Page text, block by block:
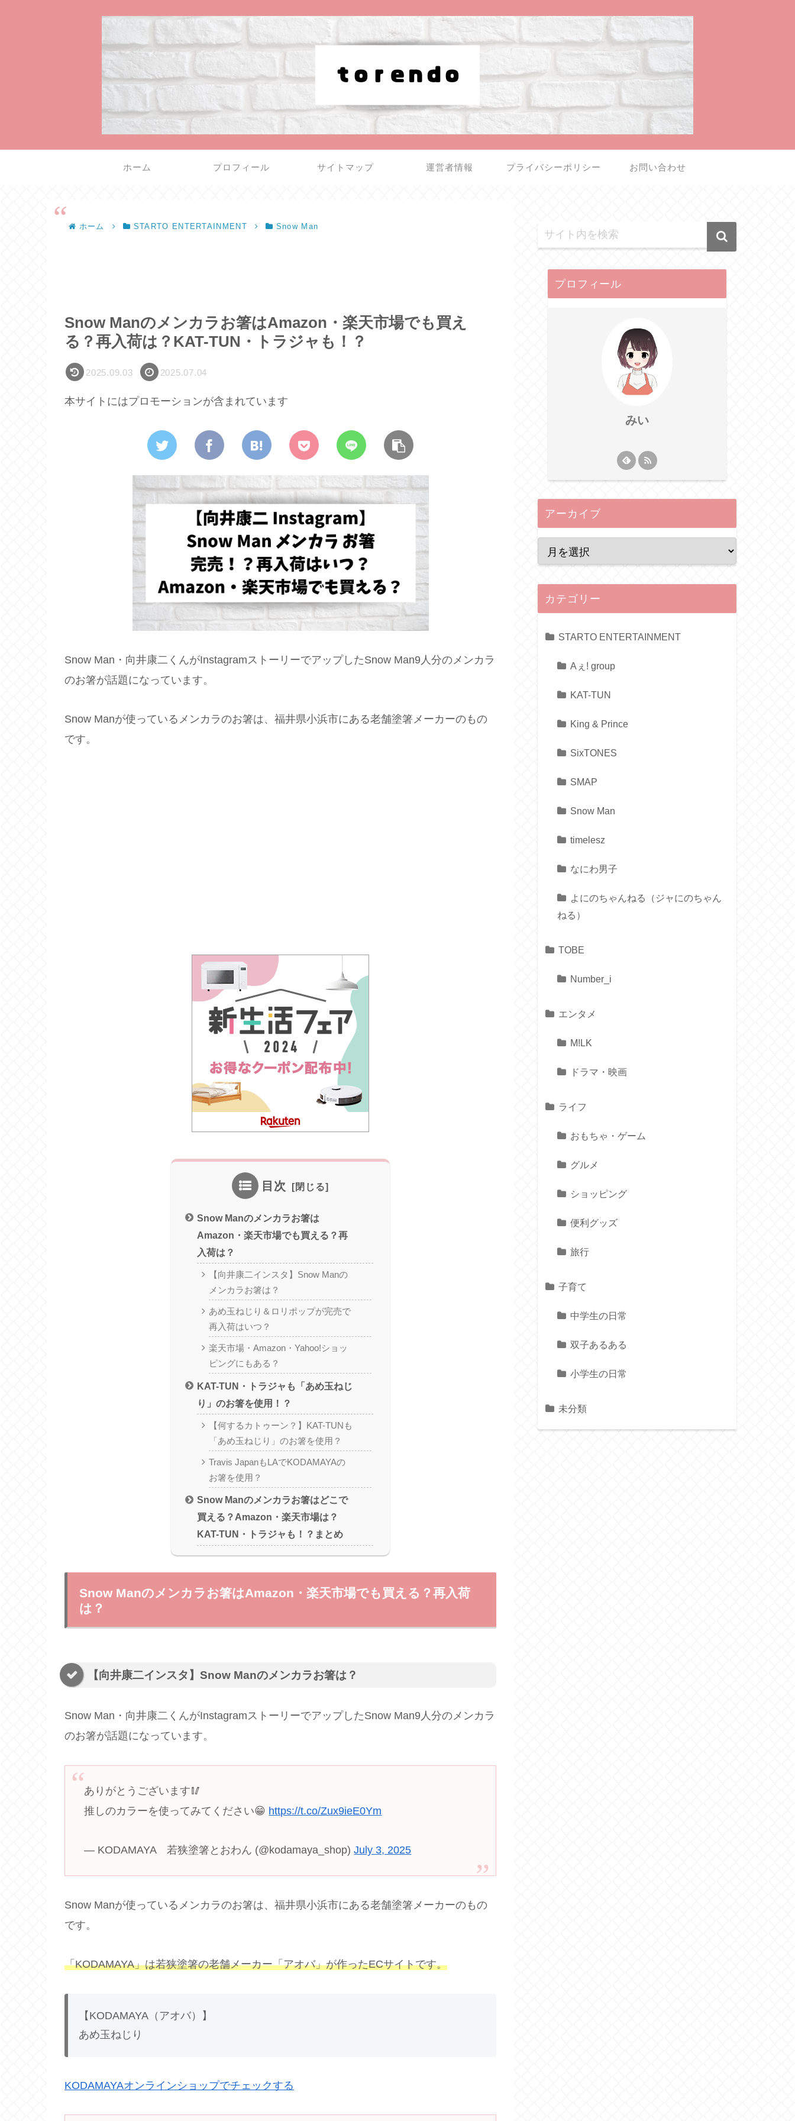
ホーム プロフィール サイトマップ 運営者情報 プライバシーポリシー お問い合わせ
ホーム STARTO ENTERTAINMENT Snow Man
Snow Manのメンカラお箸はAmazon・楽天市場でも買え
る？再入荷は？KAT-TUN・トラジャも！？
2025.09.03 2025.07.04
本サイトにはプロモーションが含まれています
Snow Man・向井康二くんがInstagramストーリーでアップしたSnow Man9人分のメンカラ
のお箸が話題になっています。
Snow Manが使っているメンカラのお箸は、福井県小浜市にある老舗塗箸メーカーのもの
です。
目次
Snow Manのメンカラお箸は
Amazon・楽天市場でも買える？再
入荷は？
【向井康二インスタ】Snow Manの
メンカラお箸は？
あめ玉ねじり＆ロリポップが完売で
再入荷はいつ？
楽天市場・Amazon・Yahoo!ショッ
ピングにもある？
KAT-TUN・トラジャも「あめ玉ねじ
り」のお箸を使用！？
【何するカトゥーン？】KAT-TUNも
「あめ玉ねじり」のお箸を使用？
Travis JapanもLAでKODAMAYAの
お箸を使用？
Snow Manのメンカラお箸はどこで
買える？Amazon・楽天市場は？
KAT-TUN・トラジャも！？まとめ
Snow Manのメンカラお箸はAmazon・楽天市場でも買える？再入荷
は？
【向井康二インスタ】Snow Manのメンカラお箸は？
Snow Man・向井康二くんがInstagramストーリーでアップしたSnow Man9人分のメンカラ
のお箸が話題になっています。
ありがとうございます🥢
推しのカラーを使ってみてください😁 https://t.co/Zux9ieE0Ym
— KODAMAYA 若狭塗箸とおわん (@kodamaya_shop)July 3, 2025
Snow Manが使っているメンカラのお箸は、福井県小浜市にある老舗塗箸メーカーのもの
です。
「KODAMAYA」は若狭塗箸の老舗メーカー「アオバ」が作ったECサイトです。
【KODAMAYA（アオバ）】
あめ玉ねじり
KODAMAYAオンラインショップでチェックする
プロフィール
みい
アーカイブ
カテゴリー
STARTO ENTERTAINMENT
Aぇ! group
KAT-TUN
King & Prince
SixTONES
SMAP
Snow Man
timelesz
なにわ男子
よにのちゃんねる（ジャにのちゃん
ねる）
TOBE
Number_i
エンタメ
M!LK
ドラマ・映画
ライフ
おもちゃ・ゲーム
グルメ
ショッピング
便利グッズ
旅行
子育て
中学生の日常
双子あるある
小学生の日常
未分類